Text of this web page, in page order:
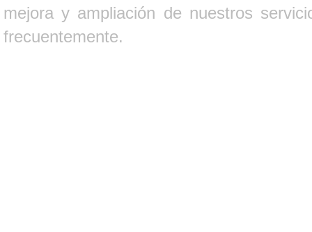
mejora y ampliación de nuestros
frecuentemente.